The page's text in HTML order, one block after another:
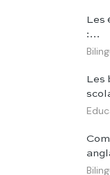
Les
:…
Les